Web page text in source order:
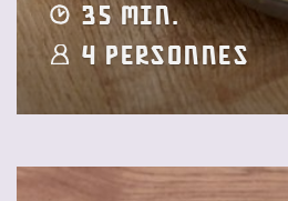
35 min.
4 Personnes